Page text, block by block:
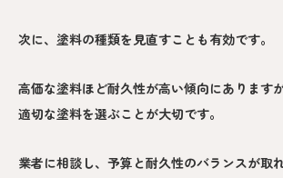
次に、塗料の種類を見直すことも有効です。
高価な塗料ほど耐久性が高い傾向にあります
適切な塗料を選ぶことが大切です。
業者に相談し、予算と耐久性のバランスが取